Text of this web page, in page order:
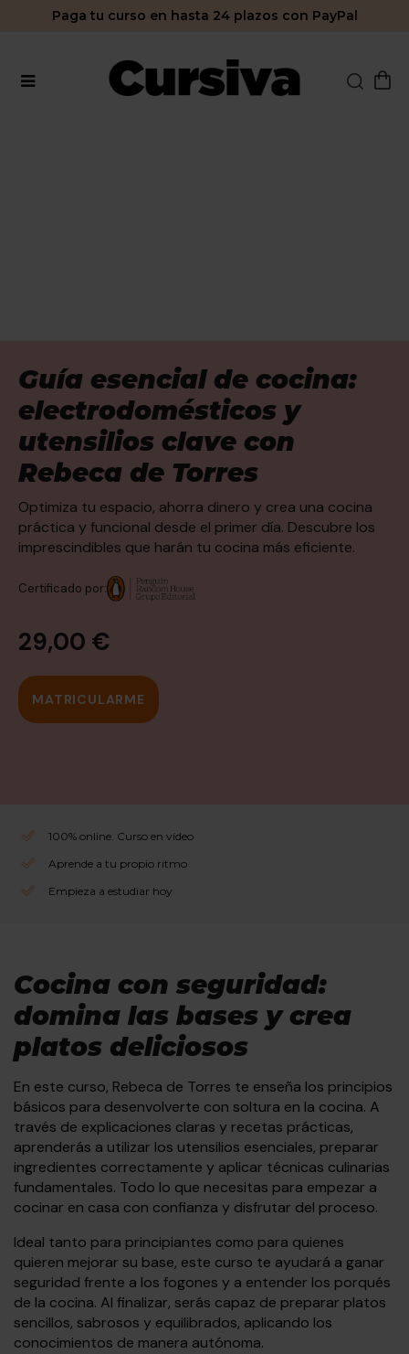
Paga tu curso en hasta 24 plazos con PayPal
Guía esencial de cocina:
electrodomésticos y
utensilios clave con
Rebeca de Torres
Optimiza tu espacio, ahorra dinero y crea una cocina
práctica y funcional desde el primer día. Descubre los
imprescindibles que harán tu cocina más eficiente.
Certificado por:
29,00 €
MATRICULARME
100% online. Curso en vídeo
Aprende a tu propio ritmo
Empieza a estudiar hoy
Cocina con seguridad:
domina las bases y crea
platos deliciosos
En este curso, Rebeca de Torres te enseña los principios
básicos para desenvolverte con soltura en la cocina. A
través de explicaciones claras y recetas prácticas,
aprenderás a utilizar los utensilios esenciales, preparar
ingredientes correctamente y aplicar técnicas culinarias
fundamentales. Todo lo que necesitas para empezar a
cocinar en casa con confianza y disfrutar del proceso.
Ideal tanto para principiantes como para quienes
quieren mejorar su base, este curso te ayudará a ganar
seguridad frente a los fogones y a entender los porqués
de la cocina. Al finalizar, serás capaz de preparar platos
sencillos, sabrosos y equilibrados, aplicando los
conocimientos de manera autónoma.